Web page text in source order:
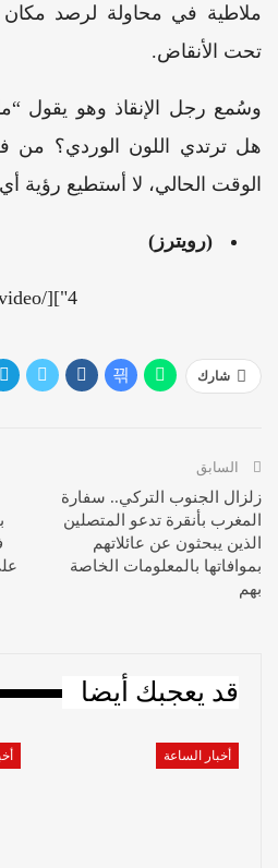
ملاطية في محاولة لرصد مكان
تحت الأنقاض.
وسُمع رجل الإنقاذ وهو يقول
هل ترتدي اللون الوردي؟
الوقت الحالي، لا أستطيع رؤية
(رويترز)
4"][/video]
شارك
السابق
زلزال الجنوب التركي.. سفارة
المغرب بأنقرة تدعو المتصلين
الذين يبحثون عن عائلاتهم
بموافاتها بالمعلومات الخاصة
بهم
قد يعجبك أيضا
أخبار الساعة